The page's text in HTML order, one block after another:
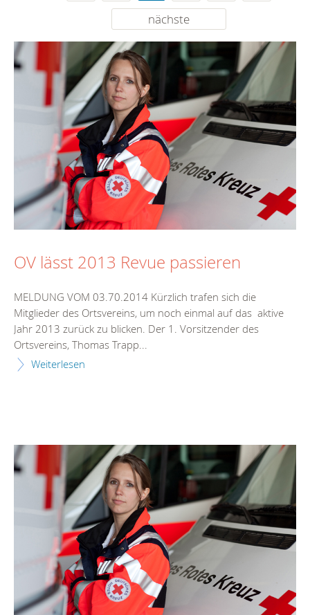
nächste
OV lässt 2013 Revue passieren
MELDUNG VOM 03.70.2014 Kürzlich trafen sich die
Mitglieder des Ortsvereins, um noch einmal auf das aktive
Jahr 2013 zurück zu blicken. Der 1. Vorsitzender des
Ortsvereins, Thomas Trapp...
Weiterlesen